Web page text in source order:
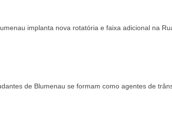
implanta nova rotatória e faixa adicional na
de Blumenau se formam como agentes de